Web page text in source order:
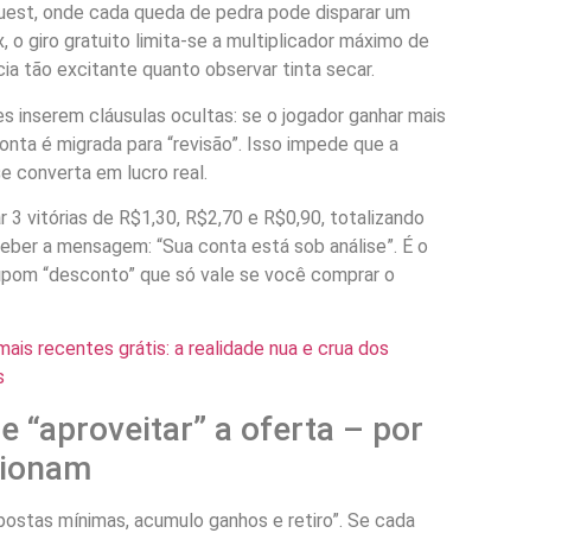
onde cada queda de pedra pode disparar um
o giro gratuito limita-se a multiplicador máximo de
tão excitante quanto observar tinta secar.
inserem cláusulas ocultas: se o jogador ganhar mais
é migrada para “revisão”. Isso impede que a
converta em lucro real.
3 vitórias de R$1,30, R$2,70 e R$0,90, totalizando
a mensagem: “Sua conta está sob análise”. É o
“desconto” que só vale se você comprar o
recentes grátis: a realidade nua e crua dos
“aproveitar” a oferta – por
mínimas, acumulo ganhos e retiro”. Se cada